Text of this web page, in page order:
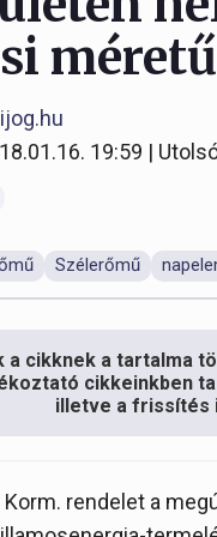
19:59 |
Szélerőmű
a cikknek a tartalma
cikkeinkben
illetve a frissítés
rendelet a